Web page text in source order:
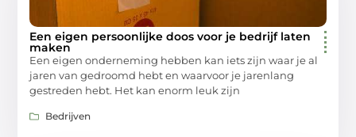
Een eigen persoonlijke doos voor je bedrijf laten
maken
Een eigen onderneming hebben kan iets zijn waar je al
jaren van gedroomd hebt en waarvoor je jarenlang
gestreden hebt. Het kan enorm leuk zijn
Bedrijven